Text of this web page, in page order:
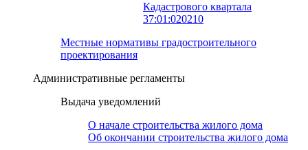
Кадастрового квартала
37:01:020210
Местные нормативы градостроительного
проектирования
Административные регламенты
Выдача уведомлений
О начале строительства жилого дома
Об окончании строительства жилого дома